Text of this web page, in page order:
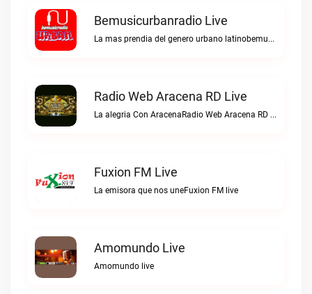
Bemusicurbanradio Live
La mas prendia del genero urbano latinobemusicurbanradio live
Radio Web Aracena RD Live
La alegria Con AracenaRadio Web Aracena RD live
Fuxion FM Live
La emisora que nos uneFuxion FM live
Amomundo Live
Amomundo live